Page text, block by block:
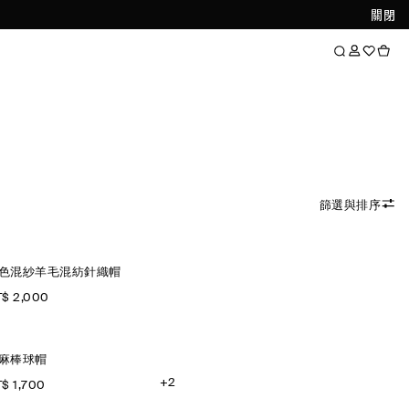
關閉
篩選與排序
混紗羊毛混紡針織帽
2,000
棒球帽
1,700 +2